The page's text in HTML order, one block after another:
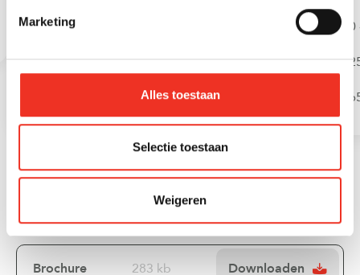
Marketing
Alles toestaan
Selectie toestaan
Weigeren
25 - 45 jaar
45 - 65 jaar
Downloads
Brochure 283 kb Downloaden